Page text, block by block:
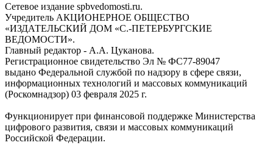
Сетевое издание spbvedomosti.ru.
Учредитель АКЦИОНЕРНОЕ ОБЩЕСТВО
«ИЗДАТЕЛЬСКИЙ ДОМ «С.-ПЕТЕРБУРГСКИЕ
ВЕДОМОСТИ».
Главный редактор - А.А. Цуканова.
Регистрационное свидетельство Эл № ФС77-89047
выдано Федеральной службой по надзору в сфере связи,
информационных технологий и массовых коммуникаций
(Роскомнадзор) 03 февраля 2025 г.
Функционирует при финансовой поддержке Министерства
цифрового развития, связи и массовых коммуникаций
Российской Федерации.